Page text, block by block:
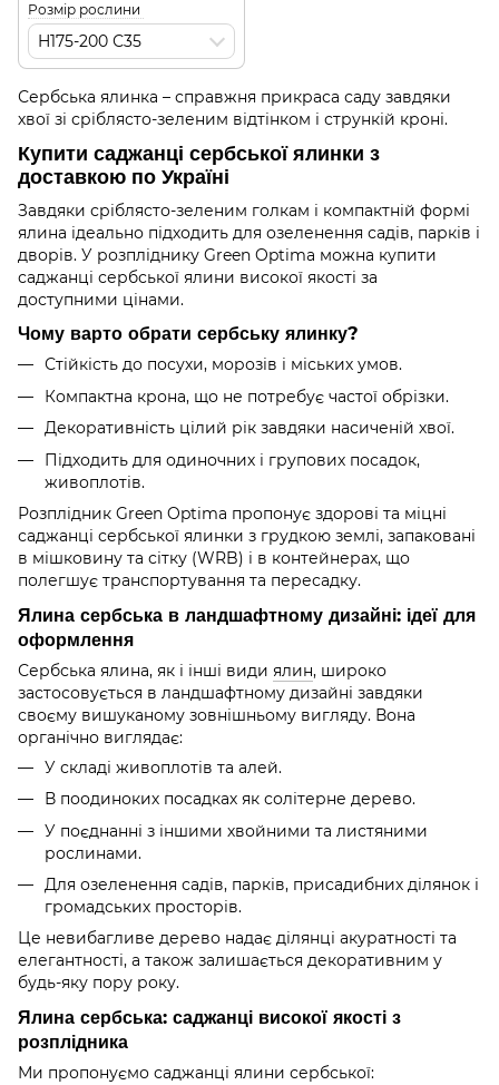
Розмір рослини
H175-200 С35
Сербська ялинка – справжня прикраса саду завдяки
хвої зі сріблясто-зеленим відтінком і стрункій кроні.
Купити саджанці сербської ялинки з
доставкою по Україні
Завдяки сріблясто-зеленим голкам і компактній формі
ялина ідеально підходить для озеленення садів, парків і
дворів. У розпліднику Green Optima можна купити
саджанці сербської ялини високої якості за
доступними цінами.
Чому варто обрати сербську ялинку?
Стійкість до посухи, морозів і міських умов.
Компактна крона, що не потребує частої обрізки.
Декоративність цілий рік завдяки насиченій хвої.
Підходить для одиночних і групових посадок,
живоплотів.
Розплідник Green Optima пропонує здорові та міцні
саджанці сербської ялинки з грудкою землі, запаковані
в мішковину та сітку (WRB) і в контейнерах, що
полегшує транспортування та пересадку.
Ялина сербська в ландшафтному дизайні: ідеї для
оформлення
Сербська ялина, як і інші види ялин, широко
застосовується в ландшафтному дизайні завдяки
своєму вишуканому зовнішньому вигляду. Вона
органічно виглядає:
У складі живоплотів та алей.
В поодиноких посадках як солітерне дерево.
У поєднанні з іншими хвойними та листяними
рослинами.
Для озеленення садів, парків, присадибних ділянок і
громадських просторів.
Це невибагливе дерево надає ділянці акуратності та
елегантності, а також залишається декоративним у
будь-яку пору року.
Ялина сербська: саджанці високої якості з
розплідника
Ми пропонуємо саджанці ялини сербської: